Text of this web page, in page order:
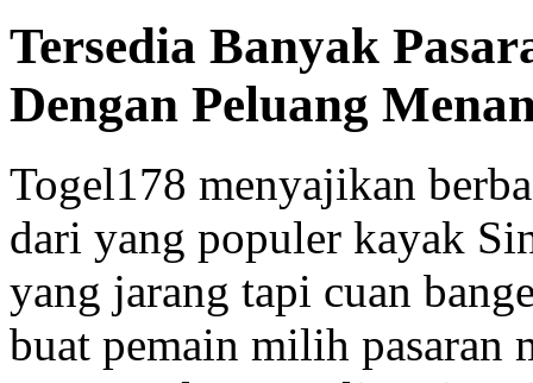
Tersedia Banyak
Dengan Peluang
Togel178 menyajikan
dari yang populer kayak
yang jarang tapi cuan
buat pemain milih pasaran